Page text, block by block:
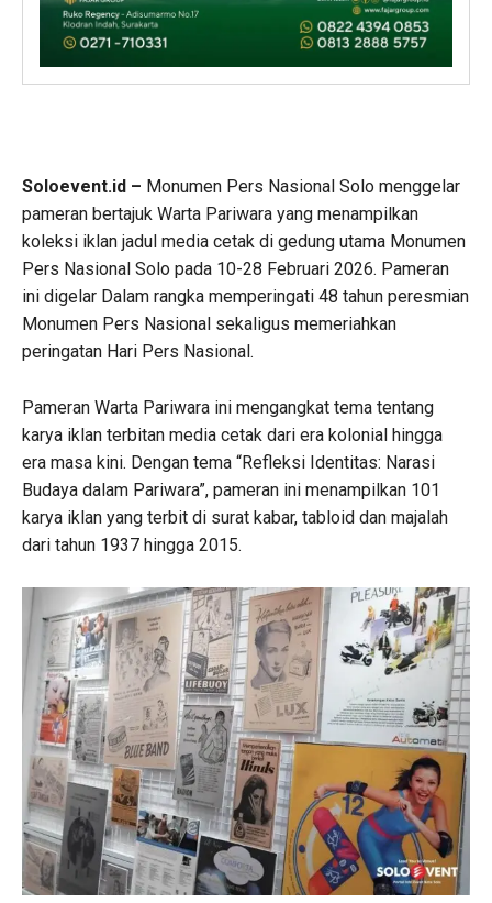
Soloevent.id – Monumen Pers Nasional Solo menggelar
pameran bertajuk Warta Pariwara yang menampilkan
koleksi iklan jadul media cetak di gedung utama Monumen
Pers Nasional Solo pada 10-28 Februari 2026. Pameran
ini digelar Dalam rangka memperingati 48 tahun peresmian
Monumen Pers Nasional sekaligus memeriahkan
peringatan Hari Pers Nasional.
Pameran Warta Pariwara ini mengangkat tema tentang
karya iklan terbitan media cetak dari era kolonial hingga
era masa kini. Dengan tema “Refleksi Identitas: Narasi
Budaya dalam Pariwara”, pameran ini menampilkan 101
karya iklan yang terbit di surat kabar, tabloid dan majalah
dari tahun 1937 hingga 2015.